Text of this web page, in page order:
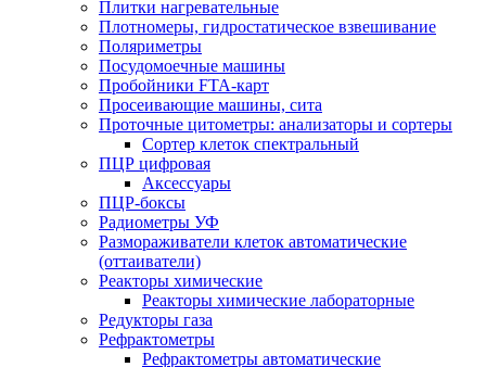
Плитки нагревательные
Плотномеры, гидростатическое взвешивание
Поляриметры
Посудомоечные машины
Пробойники FTA-карт
Просеивающие машины, сита
Проточные цитометры: анализаторы и сортеры
Сортер клеток спектральный
ПЦР цифровая
Аксессуары
ПЦР-боксы
Радиометры УФ
Размораживатели клеток автоматические
(оттаиватели)
Реакторы химические
Реакторы химические лабораторные
Редукторы газа
Рефрактометры
Рефрактометры автоматические